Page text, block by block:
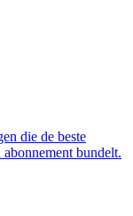
die de beste
bundelt.